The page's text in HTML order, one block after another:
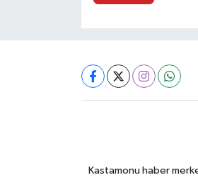
Kastamonu haber